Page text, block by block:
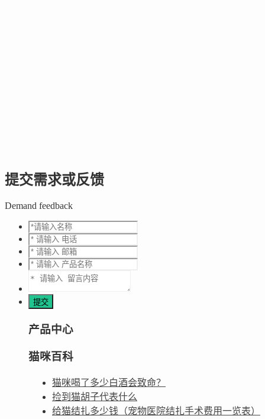
提交需求或反馈
Demand feedback
产品中心
猫咪百科
猫咪喝了多少白酒会致命？
捡到猫胡子代表什么
给猫结扎多少钱（宠物医院结扎手术费用一览表）